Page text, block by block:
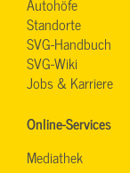
Standorte
SVG-Handbuch
SVG-Wiki
Jobs & Karriere
Online-Services
Mediathek